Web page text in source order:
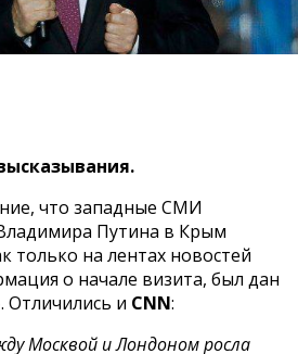
что западные СМИ
Путина в Крым
только на лентах новостей
о начале визита, был дан
Отличились и CNN:
Москвой и Лондоном росла